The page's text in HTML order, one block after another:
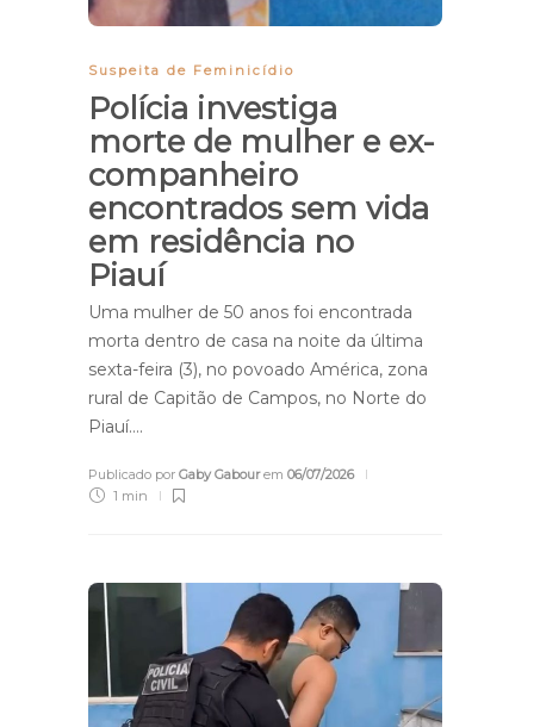
Suspeita de Feminicídio
Polícia investiga
morte de mulher e ex-
companheiro
encontrados sem vida
em residência no
Piauí
Uma mulher de 50 anos foi encontrada
morta dentro de casa na noite da última
sexta-feira (3), no povoado América, zona
rural de Capitão de Campos, no Norte do
Piauí….
Publicado por Gaby Gabourem 06/07/2026
1 min